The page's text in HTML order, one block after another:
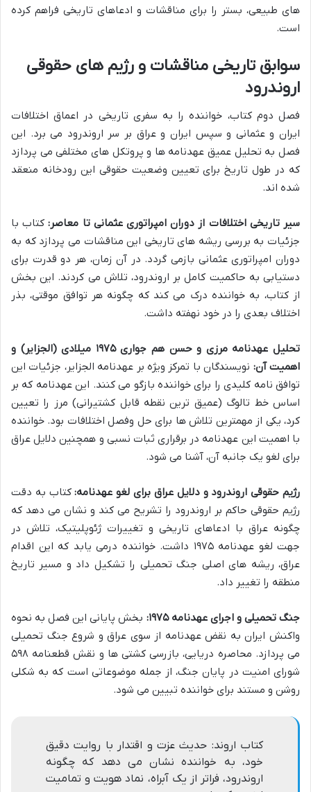
های طبیعی، بستر را برای مناقشات و ادعاهای تاریخی فراهم کرده
است.
سوابق تاریخی مناقشات و رژیم های حقوقی
اروندرود
فصل دوم کتاب، خواننده را به سفری تاریخی در اعماق اختلافات
ایران و عثمانی و سپس ایران و عراق بر سر اروندرود می برد. این
فصل به تحلیل عمیق عهدنامه ها و پروتکل های مختلفی می پردازد
که در طول تاریخ برای تعیین وضعیت حقوقی این رودخانه منعقد
شده اند.
سیر تاریخی اختلافات از دوران امپراتوری عثمانی تا معاصر:کتاب با
جزئیات به بررسی ریشه های تاریخی این مناقشات می پردازد که به
دوران امپراتوری عثمانی بازمی گردد. در آن زمان، هر دو قدرت برای
دستیابی به حاکمیت کامل بر اروندرود، تلاش می کردند. این بخش
از کتاب، به خواننده درک می کند که چگونه هر توافق موقتی، بذر
اختلاف بعدی را در خود نهفته داشت.
تحلیل عهدنامه مرزی و حسن هم جواری ۱۹۷۵ میلادی (الجزایر) و
اهمیت آن: نویسندگان با تمرکز ویژه بر عهدنامه الجزایر، جزئیات این
توافق نامه کلیدی را برای خواننده بازگو می کنند. این عهدنامه که بر
اساس خط تالوگ (عمیق ترین نقطه قابل کشتیرانی) مرز را تعیین
کرد، یکی از مهمترین تلاش ها برای حل وفصل اختلافات بود. خواننده
با اهمیت این عهدنامه در برقراری ثبات نسبی و همچنین دلایل عراق
برای لغو یک جانبه آن، آشنا می شود.
رژیم حقوقی اروندرود و دلایل عراق برای لغو عهدنامه:کتاب به دقت
رژیم حقوقی حاکم بر اروندرود را تشریح می کند و نشان می دهد که
چگونه عراق با ادعاهای تاریخی و تغییرات ژئوپلیتیک، تلاش در
جهت لغو عهدنامه ۱۹۷۵ داشت. خواننده درمی یابد که این اقدام
عراق، ریشه های اصلی جنگ تحمیلی را تشکیل داد و مسیر تاریخ
منطقه را تغییر داد.
جنگ تحمیلی و اجرای عهدنامه ۱۹۷۵:
بخش پایانی این فصل به نحوه
واکنش ایران به نقض عهدنامه از سوی عراق و شروع جنگ تحمیلی
می پردازد. محاصره دریایی، بازرسی کشتی ها و نقش قطعنامه ۵۹۸
شورای امنیت در پایان جنگ، از جمله موضوعاتی است که به شکلی
روشن و مستند برای خواننده تبیین می شود.
کتاب اروند: حدیث عزت و اقتدار با روایت دقیق
خود، به خواننده نشان می دهد که چگونه
اروندرود، فراتر از یک آبراه، نماد هویت و تمامیت